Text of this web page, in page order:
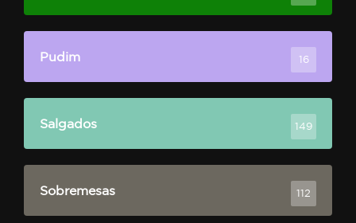
Pudim 16
Salgados 149
Sobremesas 112